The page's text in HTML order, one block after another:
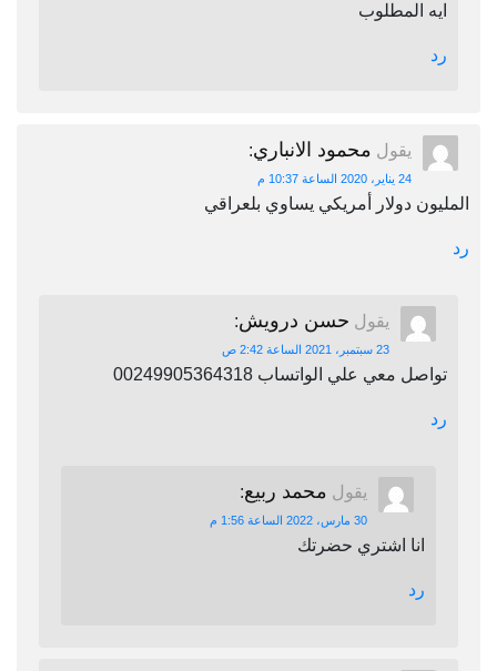
ايه المطلوب
رد
يقول محمود الانباري:
24 يناير، 2020 الساعة 10:37 م
المليون دولار أمريكي يساوي بلعراقي
رد
يقول حسن درويش:
23 سبتمبر، 2021 الساعة 2:42 ص
تواصل معي علي الواتساب 00249905364318
رد
يقول محمد ربيع:
30 مارس، 2022 الساعة 1:56 م
انا اشتري حضرتك
رد